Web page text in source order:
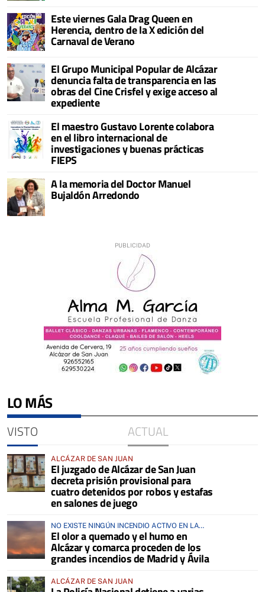
Este viernes Gala Drag Queen en
Herencia, dentro de la X edición del
Carnaval de Verano
El Grupo Municipal Popular de Alcázar
denuncia falta de transparencia en las
obras del Cine Crisfel y exige acceso al
expediente
El maestro Gustavo Lorente colabora
en el libro internacional de
investigaciones y buenas prácticas
FIEPS
A la memoria del Doctor Manuel
Bujaldón Arredondo
LO MÁS
VISTO ACTUAL
ALCÁZAR DE SAN JUAN
El juzgado de Alcázar de San Juan
decreta prisión provisional para
cuatro detenidos por robos y estafas
en salones de juego
NO EXISTE NINGÚN INCENDIO ACTIVO EN LA
COMARCA
El olor a quemado y el humo en
Alcázar y comarca proceden de los
grandes incendios de Madrid y Ávila
ALCÁZAR DE SAN JUAN